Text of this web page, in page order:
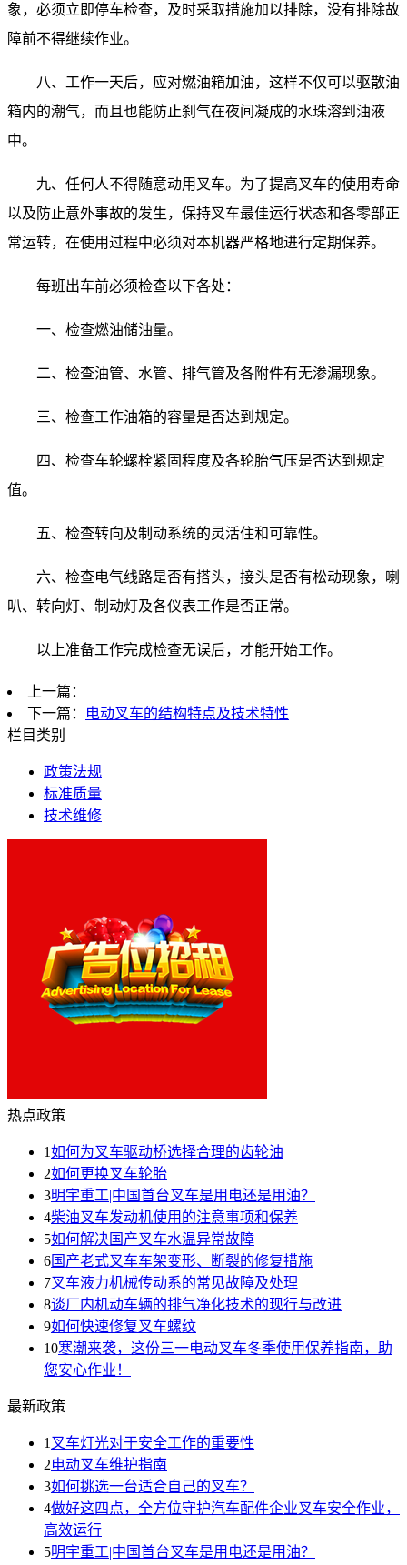
象，必须立即停车检查，及时采取措施加以排除，没有排除故
障前不得继续作业。
八、工作一天后，应对燃油箱加油，这样不仅可以驱散油
箱内的潮气，而且也能防止刹气在夜间凝成的水珠溶到油液
中。
九、任何人不得随意动用叉车。为了提高叉车的使用寿命
以及防止意外事故的发生，保持叉车最佳运行状态和各零部正
常运转，在使用过程中必须对本机器严格地进行定期保养。
每班出车前必须检查以下各处：
一、检查燃油储油量。
二、检查油管、水管、排气管及各附件有无渗漏现象。
三、检查工作油箱的容量是否达到规定。
四、检查车轮螺栓紧固程度及各轮胎气压是否达到规定
值。
五、检查转向及制动系统的灵活住和可靠性。
六、检查电气线路是否有搭头，接头是否有松动现象，喇
叭、转向灯、制动灯及各仪表工作是否正常。
以上准备工作完成检查无误后，才能开始工作。
上一篇：
下一篇：
电动叉车的结构特点及技术特性
栏目类别
政策法规
标准质量
技术维修
热点政策
1如何为叉车驱动桥选择合理的齿轮油
2如何更换叉车轮胎
3明宇重工|中国首台叉车是用电还是用油？
4柴油叉车发动机使用的注意事项和保养
5如何解决国产叉车水温异常故障
6国产老式叉车车架变形、断裂的修复措施
7叉车液力机械传动系的常见故障及处理
8谈厂内机动车辆的排气净化技术的现行与改进
9如何快速修复叉车螺纹
10寒潮来袭，这份三一电动叉车冬季使用保养指南，助
您安心作业！
最新政策
1 叉车灯光对于安全工作的重要性
2电动叉车维护指南
3如何挑选一台适合自己的叉车？
4做好这四点，全方位守护汽车配件企业叉车安全作业，
高效运行
5明宇重工|中国首台叉车是用电还是用油？